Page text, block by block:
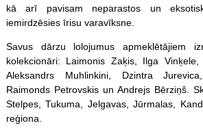
kā arī pavisam neparastos un
iemirdzēsies īrisu varavīksne.
Savus dārzu lolojumus apmeklētājiem
kolekcionāri: Laimonis Zaķis, Ilga
Aleksandrs Muhlinkini, Dzintra
Raimonds Petrovskis un Andrejs Bērziņš.
Stelpes, Tukuma, Jelgavas, Jūrmalas,
reģiona.